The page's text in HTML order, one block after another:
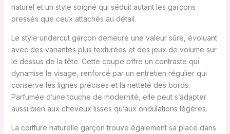
naturel et un style soigné qui séduit autant les garçons
pressés que ceux attachés au détail.
Le style undercut garçon demeure une valeur sûre, évoluant
avec des variantes plus texturées et des jeux de volume sur
le dessus de la tête. Cette coupe offre un contraste qui
dynamise le visage, renforcé par un entretien régulier qui
conserve les lignes précises et la netteté des bords.
Parfumée d’une touche de modernité, elle peut s’adapter
aussi bien aux cheveux lisses qu’aux ondulations légères.
La coiffure naturelle garçon trouve également sa place dans